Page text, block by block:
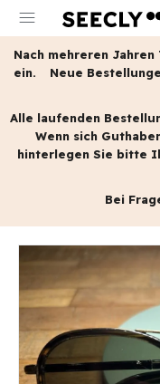
menu
Nach mehreren
ein.
Neue
Alle laufenden
Wenn sich
hinterlegen Sie bitte
Bei